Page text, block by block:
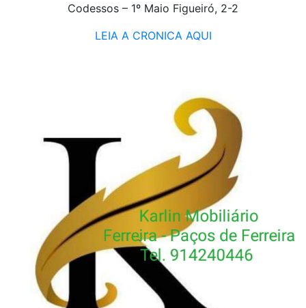
Codessos – 1º Maio Figueiró, 2-2
LEIA A CRONICA AQUI